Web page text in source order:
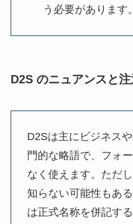
う必要があります
D2S のニュアンスと注
D2Sは主にビジネス
門的な略語で、フォ
なく使えます。ただ
知らない可能性もあ
は正式名称を併記す